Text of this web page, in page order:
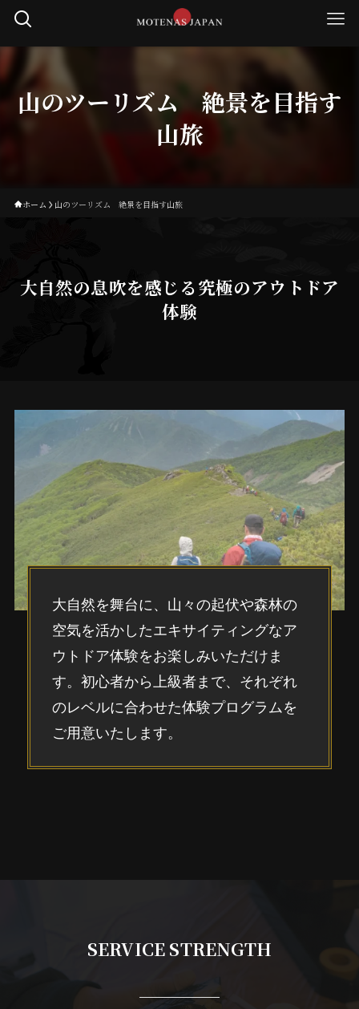
山のツーリズム 絶景を目指す
山旅
ホーム 山のツーリズム 絶景を目指す山旅
大自然の息吹を感じる究極のアウトドア
体験
大自然を舞台に、山々の起伏や森林の
空気を活かしたエキサイティングなア
ウトドア体験をお楽しみいただけま
す。初心者から上級者まで、それぞれ
のレベルに合わせた体験プログラムを
ご用意いたします。
SERVICE STRENGTH